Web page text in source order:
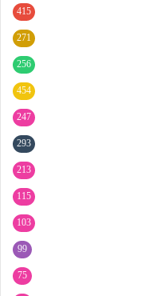
415
271
256
454
247
293
213
115
103
99
75